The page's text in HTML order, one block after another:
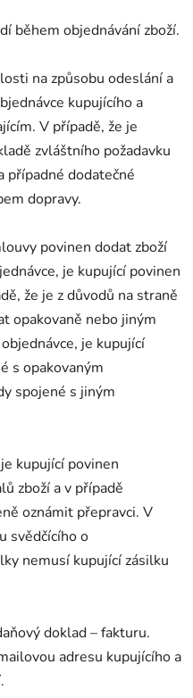
během objednávání zboží.
na způsobu odeslání a
kupujícího a
V případě, že je
zvláštního požadavku
případné dodatečné
dopravy.
povinen dodat zboží
je kupující povinen
že je z důvodů na straně
opakovaně nebo jiným
je kupující
s opakovaným
spojené s jiným
kupující povinen
zboží a v případě
oznámit přepravci. V
svědčícího o
nemusí kupující zásilku
doklad – fakturu.
adresu kupujícího a